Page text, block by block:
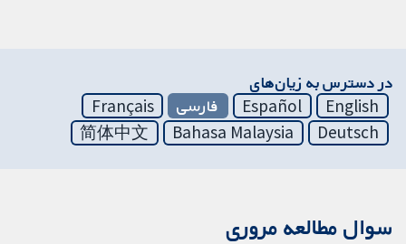
در دسترس به زیان‌های
English
Español فارسی
Français
Deutsch
Bahasa Malaysia
简体中文
سوال مطالعه مروری